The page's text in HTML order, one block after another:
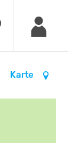
Karte